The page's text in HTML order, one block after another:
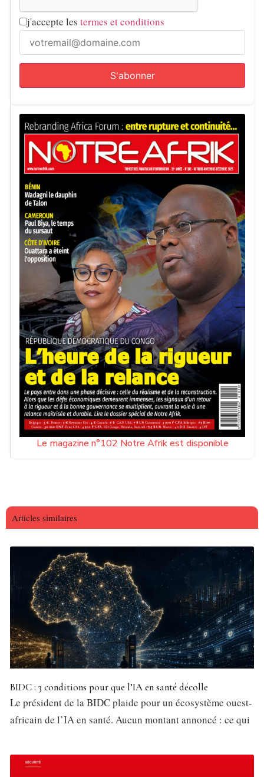
j'accepte les termes et conditions
Le magazine n°102 Notre Afrik est disponible
Articles similaires
BIDC : 3 conditions pour que l’IA en santé décolle
Le président de la BIDC plaide pour un écosystème ouest-
africain de l’IA en santé. Aucun montant annoncé : ce qui